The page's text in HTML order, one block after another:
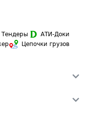
Тендеры
АТИ-Доки
Цепочки грузов